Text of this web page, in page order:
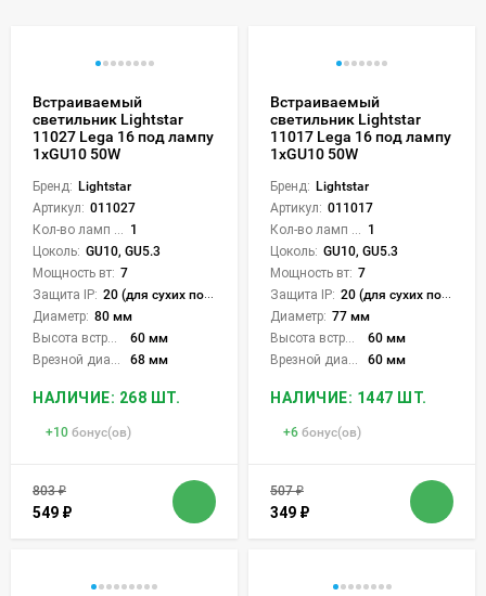
Встраиваемый
светильник Lightstar
11027 Lega 16 под лампу
1xGU10 50W
Бренд: Lightstar
Артикул: 011027
1
Цоколь: GU10, GU5.3
Мощность вт: 7
Защита IP: 20 (для сухих пом.)
Диаметр: 80 мм
60 мм
68 мм
НАЛИЧИЕ: 268 ШТ.
+10 бонус(ов)
803₽
549 ₽
Встраиваемый
светильник Lightstar
11017 Lega 16 под лампу
1xGU10 50W
Бренд: Lightstar
Артикул: 011017
1
Цоколь: GU10, GU5.3
Мощность вт: 7
Защита IP: 20 (для сухих пом.)
Диаметр: 77 мм
60 мм
60 мм
НАЛИЧИЕ: 1447 ШТ.
+6 бонус(ов)
507₽
349 ₽